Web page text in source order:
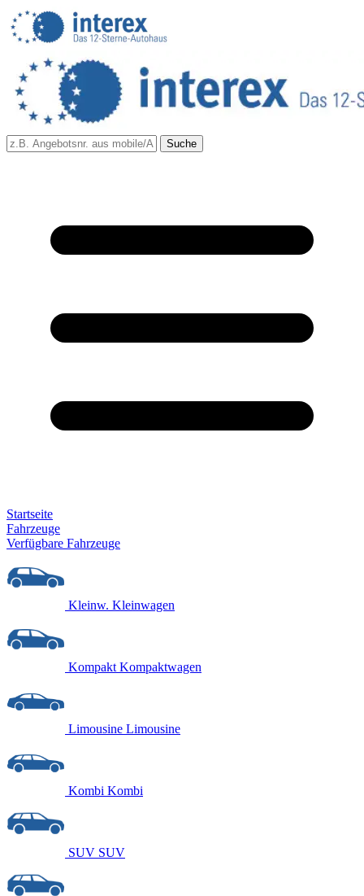
Suche
Startseite
Fahrzeuge
Verfügbare Fahrzeuge
Kleinw. Kleinwagen
Kompakt Kompaktwagen
Limousine Limousine
Kombi Kombi
SUV SUV